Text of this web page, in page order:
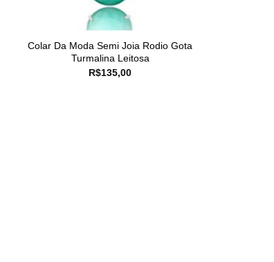
Colar Da Moda Semi Joia Rodio Gota
Turmalina Leitosa
R$135,00